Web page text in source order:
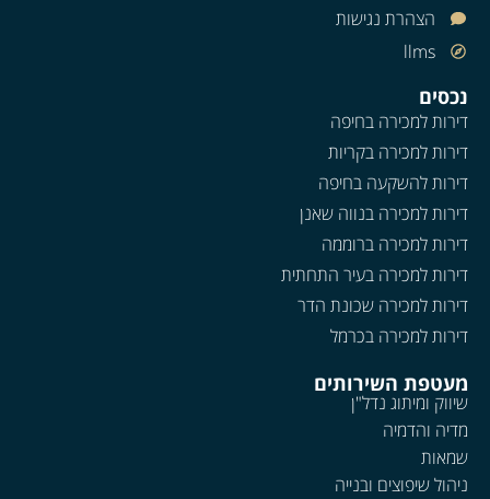
הצהרת נגישות
llms
נכסים
דירות למכירה בחיפה
דירות למכירה בקריות
דירות להשקעה בחיפה
דירות למכירה בנווה שאנן
דירות למכירה ברוממה
דירות למכירה בעיר התחתית
דירות למכירה שכונת הדר
דירות למכירה בכרמל
מעטפת השירותים
שיווק ומיתוג נדל"ן
מדיה והדמיה
שמאות
ניהול שיפוצים ובנייה